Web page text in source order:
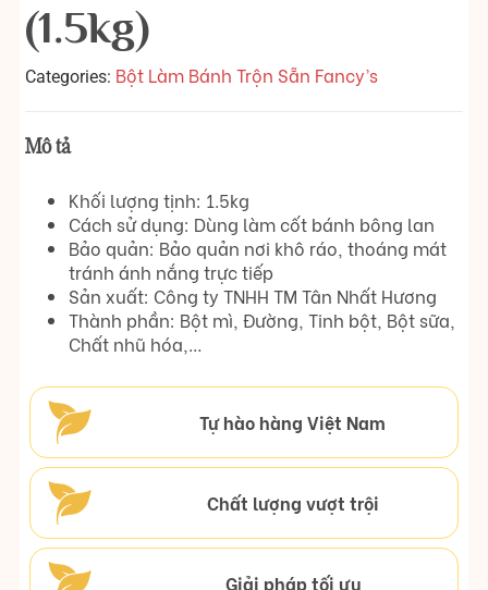
(1.5kg)
Categories: Bột Làm Bánh Trộn Sẵn Fancy’s
Mô tả
Khối lượng tịnh: 1.5kg
Cách sử dụng: Dùng làm cốt bánh bông lan
Bảo quản: Bảo quản nơi khô ráo, thoáng mát
tránh ánh nắng trực tiếp
Sản xuất: Công ty TNHH TM Tân Nhất Hương
Thành phần: Bột mì, Đường, Tinh bột, Bột sữa,
Chất nhũ hóa,…
Tự hào hàng Việt Nam
Chất lượng vượt trội
Giải pháp tối ưu